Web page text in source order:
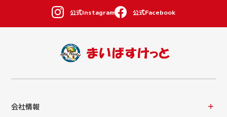
公式Instagram 公式Facebook
会社情報